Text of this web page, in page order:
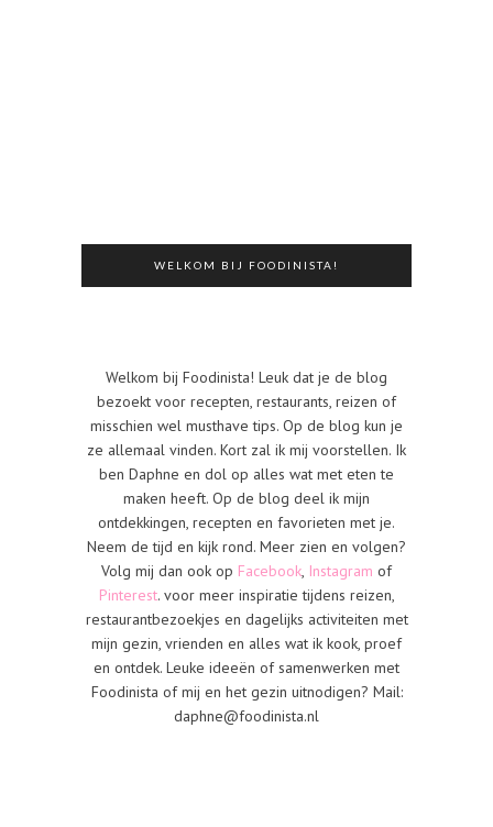
WELKOM BIJ FOODINISTA!
Welkom bij Foodinista! Leuk dat je de blog
bezoekt voor recepten, restaurants, reizen of
misschien wel musthave tips. Op de blog kun je
ze allemaal vinden. Kort zal ik mij voorstellen. Ik
ben Daphne en dol op alles wat met eten te
maken heeft. Op de blog deel ik mijn
ontdekkingen, recepten en favorieten met je.
Neem de tijd en kijk rond. Meer zien en volgen?
Volg mij dan ook op Facebook, Instagram of
Pinterest. voor meer inspiratie tijdens reizen,
restaurantbezoekjes en dagelijks activiteiten met
mijn gezin, vrienden en alles wat ik kook, proef
en ontdek. Leuke ideeën of samenwerken met
Foodinista of mij en het gezin uitnodigen? Mail:
daphne@foodinista.nl